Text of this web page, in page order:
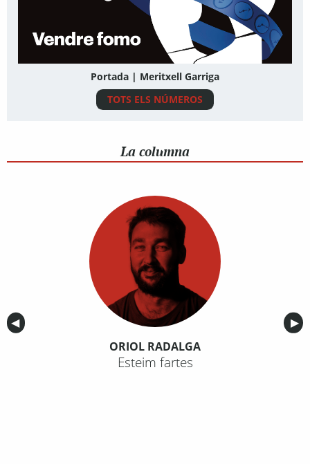
Portada | Meritxell Garriga
TOTS ELS NÚMEROS
La columna
Anterior
◀︎ ▶︎
ORIOL RADALGA
Esteim fartes